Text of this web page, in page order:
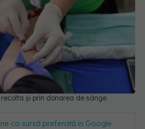
și prin donarea de sânge
ca sursă preferată în Google